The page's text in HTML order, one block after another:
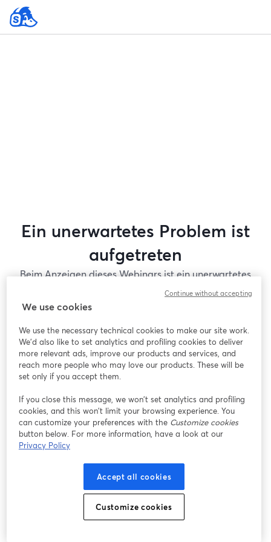
Ein unerwartetes Problem ist
aufgetreten
Beim Anzeigen dieses Webinars ist ein unerwartetes
Problem aufgetreten. Bitte versuchen Sie, die Seite
Gibt es Probleme?
wird in einem neuen Tab geöffnet
We use cookies
We use the necessary technical cookies to make our site work.
We'd also like to set analytics and profiling cookies to deliver
more relevant ads, improve our products and services, and
reach more people who may love our products. These will be
set only if you accept them.
If you close this message, we won’t set analytics and profiling
cookies, and this won’t limit your browsing experience. You
can customize your preferences with the Customize cookies
button below. For more information, have a look at our
Privacy Policy
Accept all cookies
Customize cookies
Continue without accepting